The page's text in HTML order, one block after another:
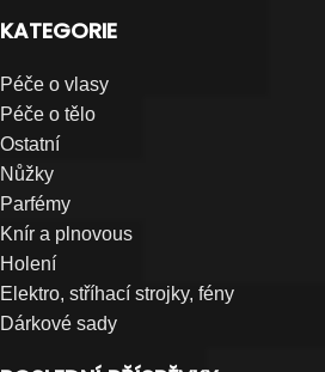
KATEGORIE
Péče o vlasy
Péče o tělo
Ostatní
Nůžky
Parfémy
Knír a plnovous
Holení
Elektro, stříhací strojky, fény
Dárkové sady